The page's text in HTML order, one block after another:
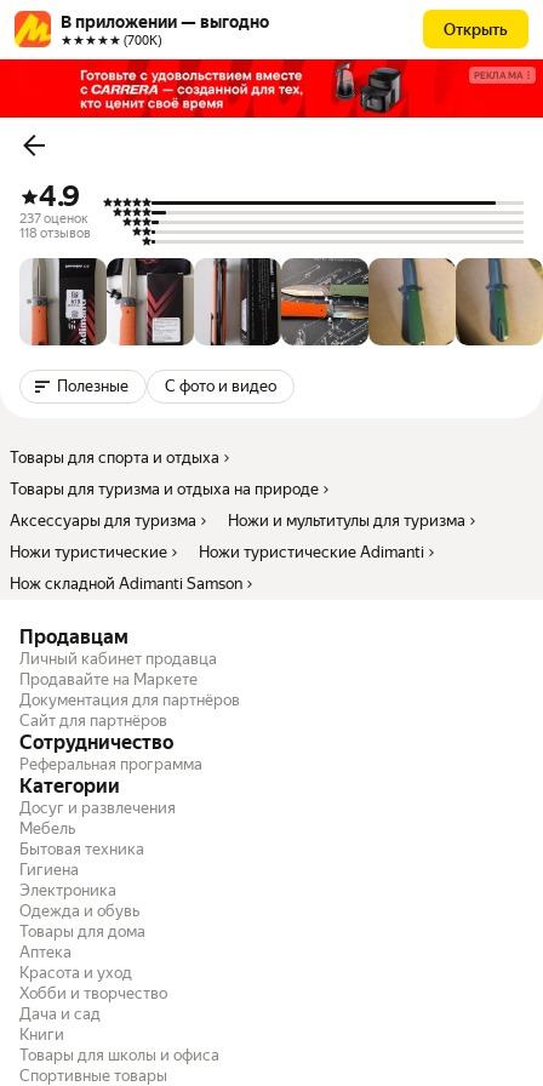
В приложении — выгодно
★★★★★ (700К)
Открыть
РЕКЛАМА
4.9
237 оценок
118 отзывов
Полезные С фото и видео
Товары для спорта и отдыха
Товары для туризма и отдыха на природе
Аксессуары для туризма
Ножи и мультитулы для туризма
Ножи туристические
Ножи туристические Adimanti
Нож складной Adimanti Samson
Продавцам
Личный кабинет продавца
Продавайте на Маркете
Документация для партнёров
Сайт для партнёров
Сотрудничество
Реферальная программа
Категории
Досуг и развлечения
Мебель
Бытовая техника
Гигиена
Электроника
Одежда и обувь
Товары для дома
Аптека
Красота и уход
Хобби и творчество
Дача и сад
Книги
Товары для школы и офиса
Спортивные товары